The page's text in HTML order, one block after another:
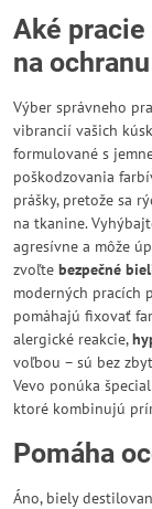
Aké
na
Výber správneho
vibrancií vašich
formulované s
poškodzovania
prášky, pretože sa
na tkanine.
agresívne a môže
zvoľte bezpečné
moderných pracích
pomáhajú fixovať
alergické reakcie,
voľbou – sú bez
Vevo ponúka
ktoré kombinujú
Pomáha
Áno, biely